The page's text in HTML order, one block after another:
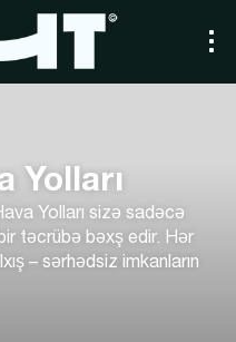
Yolları
Yolları sizə sadəcə
təcrübə bəxş edir. Hər
– sərhədsiz imkanların